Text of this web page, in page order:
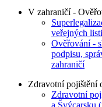
V zahraničí -
veřejných
Ověřování -
podpisu,
zahraničí
Zdravotní pojištění
Zdravotní
a Švýcarsku